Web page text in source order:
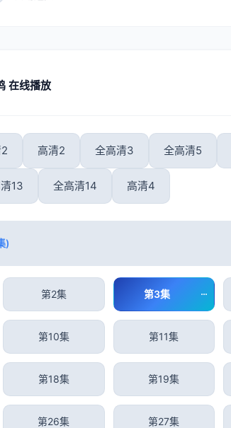
在线播放
高清2 全高清3 全高清5
13 全高清14 高清4
)
第2集 第3集
第10集 第11集
第18集 第19集
第26集 第27集